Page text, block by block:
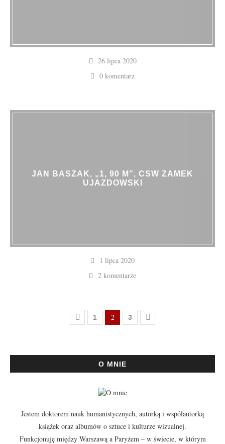
26 lipca 2020
0 komentarz
JAN BASZAK, „1, 90 M”, CSW ZAMEK
UJAZDOWSKI
1 lipca 2020
2 komentarze
1 2 3
O MNIE
Jestem doktorem nauk humanistycznych, autorką i współautorką
książek oraz albumów o sztuce i kulturze wizualnej.
Funkcjonuję między Warszawą a Paryżem – w świecie, w którym